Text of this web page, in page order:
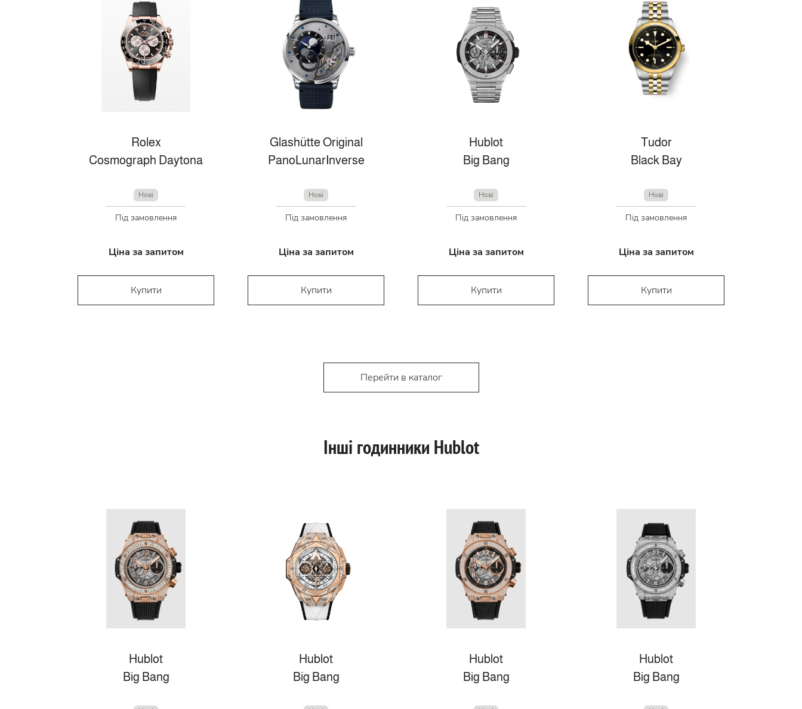
Rolex
Cosmograph Daytona
Нові
Під замовлення
Ціна за запитом
Купити
Glashütte Original
PanoLunarInverse
Нові
Під замовлення
Ціна за запитом
Купити
Hublot
Big Bang
Нові
Під замовлення
Ціна за запитом
Купити
Tudor
Black Bay
Нові
Під замовлення
Ціна за запитом
Купити
Перейти в каталог
Інші годинники Hublot
Hublot
Big Bang
Hublot
Big Bang
Hublot
Big Bang
Hublot
Big Bang